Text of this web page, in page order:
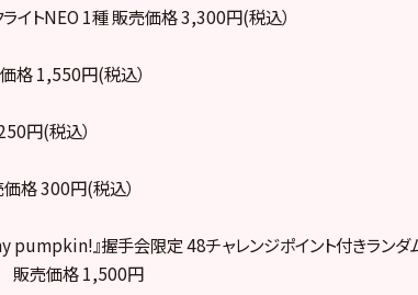
ライトNEO 1種 販売価格 3,300円(税込）
格 1,550円(税込）
円(税込）
価格 300円(税込）
my pumpkin!』握手会限定 48チャレンジポイント付きラン
販売価格 1,500円